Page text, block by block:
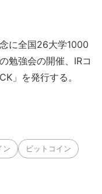
に全国26大学1000
勉強会の開催、IRコ
」を発行する。
ン ビットコイン